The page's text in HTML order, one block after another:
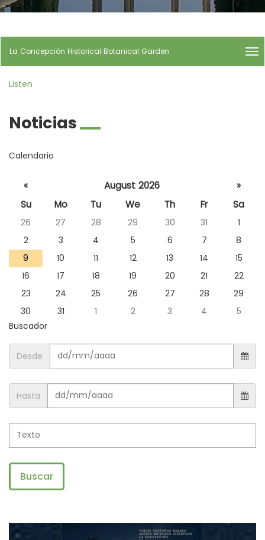
idioma
a
inicio
La Concepción Historical Botanical Garden
Listen
Noticias
Calendario
Seleccione
un día
para
consultar
noticias
de ese día
« August 2026
»
Su
Mo Tu We Th Fr Sa
26 27 28 29 30 31
1
2
3 4 5 6 7
8
9
10 11 12 13 14
15
16
17 18 19 20 21
22
23
24 25 26 27 28
29
30
31 1 2 3 4
5
Buscador
Desde
Hasta
Buscar